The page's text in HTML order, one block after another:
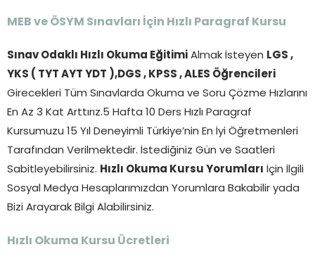
MEB ve ÖSYM Sınavları İçin Hızlı Paragraf Kursu
Sınav Odaklı Hızlı Okuma Eğitimi Almak İsteyen LGS ,
YKS ( TYT AYT YDT ),DGS , KPSS , ALES Öğrencileri
Girecekleri Tüm Sınavlarda Okuma ve Soru Çözme Hızlarını
En Az 3 Kat Arttırız.5 Hafta 10 Ders Hızlı Paragraf
Kursumuzu 15 Yıl Deneyimli Türkiye’nin En İyi Öğretmenleri
Tarafından Verilmektedir. İstediğiniz Gün ve Saatleri
Sabitleyebilirsiniz. Hızlı Okuma Kursu Yorumları
İçin İlgili
Sosyal Medya Hesaplarımızdan Yorumlara Bakabilir yada
Bizi Arayarak Bilgi Alabilirsiniz.
Hızlı Okuma Kursu Ücretleri